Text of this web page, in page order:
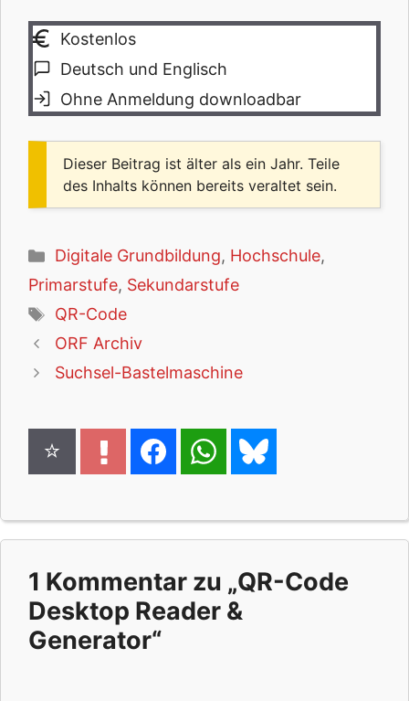
Kostenlos
Deutsch und Englisch
Ohne Anmeldung downloadbar
Dieser Beitrag ist älter als ein Jahr. Teile
des Inhalts können bereits veraltet sein.
Kategorien
Digitale Grundbildung, Hochschule,
Primarstufe, Sekundarstufe
Schlagwörter
QR-Code
ORF Archiv
Suchsel-Bastelmaschine
1 Kommentar zu „QR-Code
Desktop Reader &
Generator“